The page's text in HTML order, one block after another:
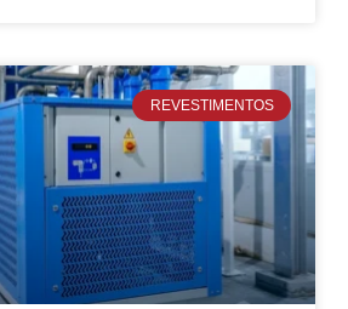
REVESTIMENTOS